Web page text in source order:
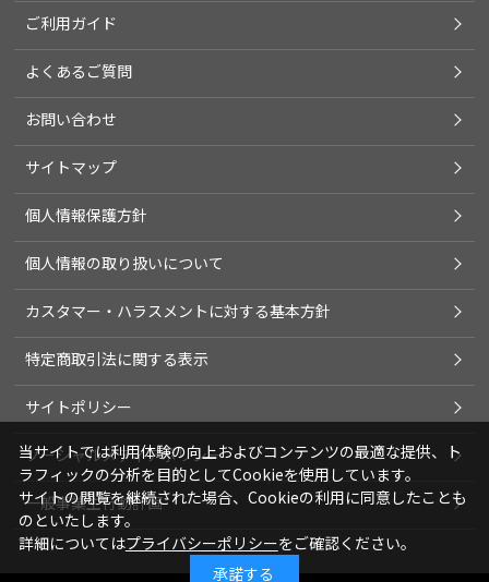
ご利用ガイド
よくあるご質問
お問い合わせ
サイトマップ
個人情報保護方針
個人情報の取り扱いについて
カスタマー・ハラスメントに対する基本方針
特定商取引法に関する表示
サイトポリシー
ソーシャルメディアポリシー
一般事業主行動計画
当サイトでは利用体験の向上およびコンテンツの最適な提供、ト
ラフィックの分析を目的としてCookieを使用しています。
サイトの閲覧を継続された場合、Cookieの利用に同意したことも
のといたします。
詳細についてはプライバシーポリシーをご確認ください。
承諾する